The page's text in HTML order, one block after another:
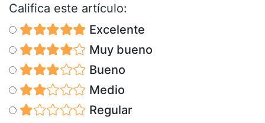
Califica este artículo:
Excelente
Muy bueno
Bueno
Medio
Regular